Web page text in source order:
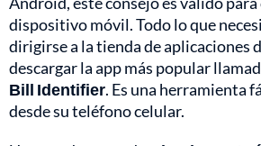
dispositivo móvil. Todo lo que
dirigirse a la tienda de aplicaciones
descargar la app más popular
Bill Identifier. Es una herramienta
desde su teléfono celular.